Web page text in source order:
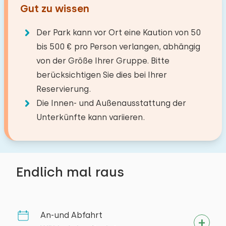
Endlich mal raus
Anzahl der Babys − +
Anzahl der Haustiere Nicht erlaubt
Löschen
An-und Abfahrt
Gut zu wissen
Der Park kann vor Ort eine Kaution von 50
bis 500 € pro Person verlangen, abhängig
von der Größe Ihrer Gruppe. Bitte
berücksichtigen Sie dies bei Ihrer
Reservierung.
Die Innen- und Außenausstattung der
Unterkünfte kann variieren.
Filter Kaffeemaschine
Wasserkocher
Draußen
Privatparkplätze: 1
Garten
Wellness-Einrichtungen
Bettdecke(n): Einzelbettdecke
Bett: Einzel
Bettdecke(n): Einzelbettdecke
Extras:
Platz für Kinderbett
Boden:
Schlafplätze: 2
Boden:
Einrichtungen:
Waschen-Handbassin
Badewanne
Ebenerdige Dusche
See
10,0 km
Supermarkt
3,5 km
Restaurant
Dorf/Stadtzentrum
Freizeitsee
Angelgewässer
Nationalpark
Aktivitäten in der
Segeln